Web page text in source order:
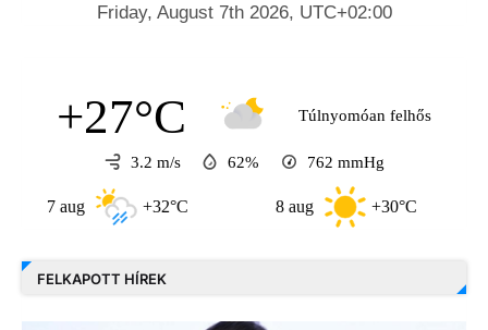
+27°C Túlnyomóan felhős
3.2 m/s 62% 762 mmHg
+32°C +30°C
FELKAPOTT HÍREK